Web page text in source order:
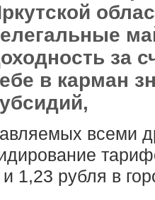
за
в карман
всеми
1,23 рубля в